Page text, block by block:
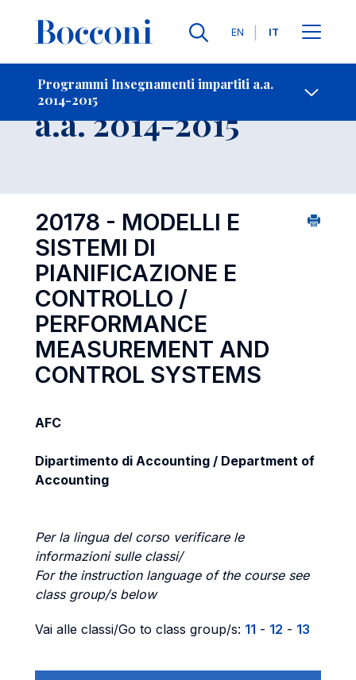
Lingue
EN IT
Programmi Insegnamenti impartiti a.a.
2014-2015
-
Insegnamento
a.a. 2014-2015
20178 - MODELLI E
SISTEMI DI
PIANIFICAZIONE E
CONTROLLO /
PERFORMANCE
MEASUREMENT AND
CONTROL SYSTEMS
AFC
Dipartimento di Accounting / Department of
Accounting
Per la lingua del corso verificare le
informazioni sulle classi/
For the instruction language of the course see
class group/s below
Vai alle classi/Go to class group/s: 11 - 12 - 13